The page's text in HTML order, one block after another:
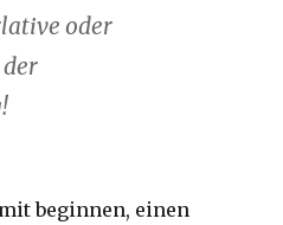
oder
beginnen, einen